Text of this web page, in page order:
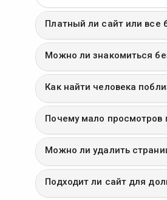
Платный ли сайт или все
Можно ли знакомиться
Как найти человека
Почему мало просмотров
Можно ли удалить
Подходит ли сайт для